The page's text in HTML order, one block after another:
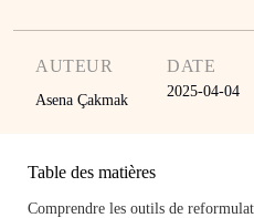
AUTEUR
Asena Çakmak
DATE
2025-04-04
Table des matières
Comprendre les outils de